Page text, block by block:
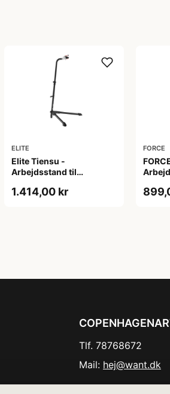
ELITE
Elite Tiensu -
Arbejdsstand til
1.414,00 kr
FORCE
Tlf. 78768672
Mail: hej@want.dk